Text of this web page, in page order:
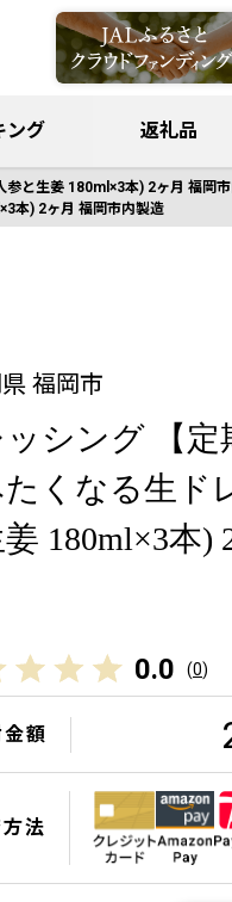
ング 返礼品
と生姜 180ml×3本) 2ヶ月 福岡
本) 2ヶ月 福岡市内製造
福岡市
ッシング 【定
くなる生ド
姜 180ml×3本)
0.0 (0)
額
法